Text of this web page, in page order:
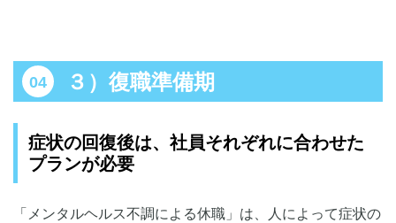
３）復職準備期
症状の回復後は、社員それぞれに合わせた
プランが必要
「メンタルヘルス不調による休職」は、人によって症状の